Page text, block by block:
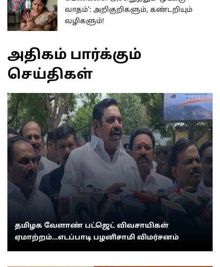
வாதம்’: அறிகுறிகளும், கண்டறியும்
வழிகளும்!
அதிகம் பார்க்கும்
செய்திகள்
தமிழக வேளாண் பட்ஜெட் விவசாயிகள்
ஏமாற்றம்...எடப்பாடி பழனிசாமி விமர்சனம்